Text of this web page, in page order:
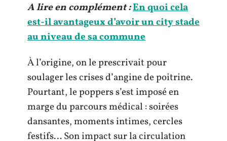
A lire en complément :En quoi cela
est-il avantageux d’avoir un city stade
au niveau de sa commune
À l’origine, on le prescrivait pour
soulager les crises d’angine de poitrine.
Pourtant, le poppers s’est imposé en
marge du parcours médical : soirées
dansantes, moments intimes, cercles
festifs… Son impact sur la circulation